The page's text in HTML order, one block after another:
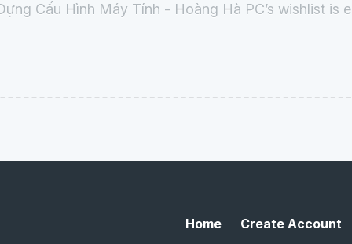
Cấu Hình Máy Tính - Hoàng Hà PC’s wishlist is
Home Create Account